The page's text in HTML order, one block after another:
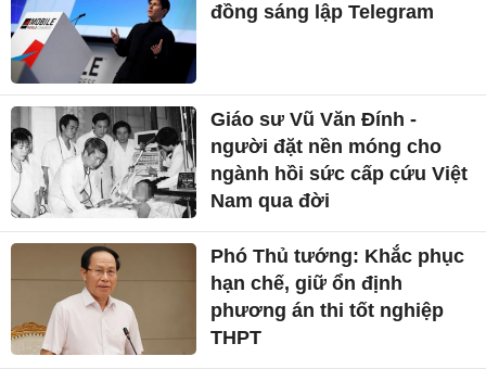
đồng sáng lập Telegram
Giáo sư Vũ Văn Đính -
người đặt nền móng cho
ngành hồi sức cấp cứu Việt
Nam qua đời
Phó Thủ tướng: Khắc phục
hạn chế, giữ ổn định
phương án thi tốt nghiệp
THPT